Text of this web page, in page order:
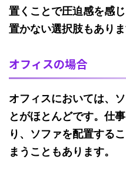
置くことで圧迫感を感
置かない選択肢もありま
オフィスの場合
オフィスにおいては、
とがほとんどです。仕
り、ソファを配置する
まうこともあります。